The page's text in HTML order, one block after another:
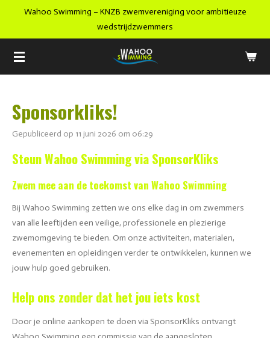
de
hoofdinhoud
Wahoo Swimming – KNZB zwemvereniging voor ambitieuze
wedstrijdzwemmers
Sponsorkliks!
Gepubliceerd op 11 juni 2026 om 06:29
Steun Wahoo Swimming via SponsorKliks
Zwem mee aan de toekomst van Wahoo Swimming
Bij Wahoo Swimming zetten we ons elke dag in om zwemmers
van alle leeftijden een veilige, professionele en plezierige
zwemomgeving te bieden. Om onze activiteiten, materialen,
evenementen en opleidingen verder te ontwikkelen, kunnen we
jouw hulp goed gebruiken.
Help ons zonder dat het jou iets kost
Door je online aankopen te doen via SponsorKliks ontvangt